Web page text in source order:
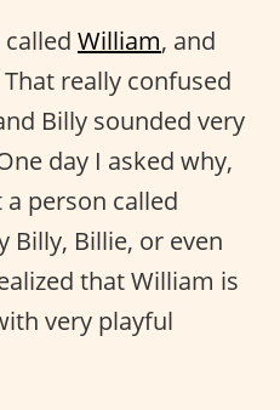
William, and
really confused
Billy sounded very
day I asked why,
person called
Billy, Billie, or even
that William is
very playful